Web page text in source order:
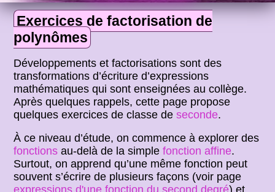
Exercices de factorisation de
polynômes
Développements et factorisations sont des
transformations d’écriture d’expressions
mathématiques qui sont enseignées au collège.
Après quelques rappels, cette page propose
quelques exercices de classe deseconde.
À ce niveau d’étude, on commence à explorer des
fonctions au-delà de la simplefonction affine.
Surtout, on apprend qu’une même fonction peut
souvent s’écrire de plusieurs façons (voir page